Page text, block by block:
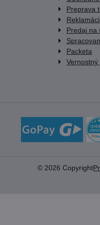
Preprava
Predaj na
Packeta
©2026 Copyright